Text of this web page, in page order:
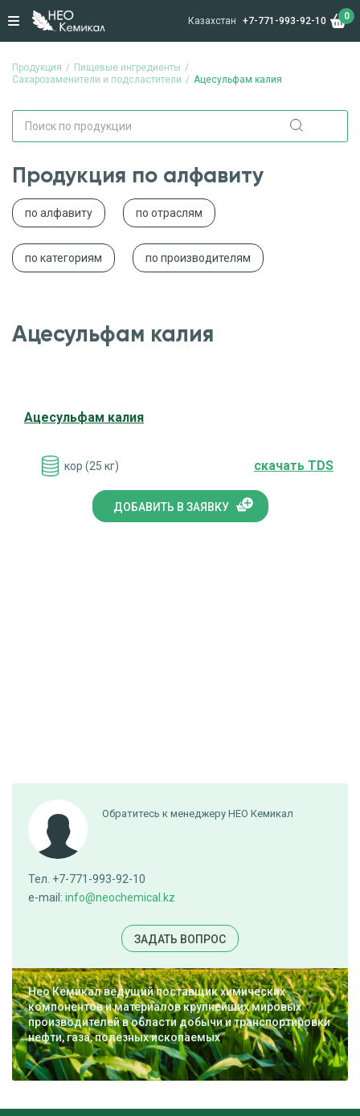
Казахстан +7-771-993-92-10 0
Продукция
Пищевые ингредиенты
Сахарозаменители и подсластители
Ацесульфам калия
Продукция по алфавиту
по алфавиту по отраслям
по категориям по производителям
Ацесульфам калия
Ацесульфам калия
кор (25 кг) cкачать TDS
ДОБАВИТЬ В ЗАЯВКУ
Обратитесь к менеджеру НЕО Кемикал
Тел. +7-771-993-92-10
e-mail: info@neochemical.kz
ЗАДАТЬ ВОПРОС
Нео Кемикал ведущий поставщик химических
компонентов и материалов крупнейших мировых
производителей в области добычи и транспортировки
нефти, газа, полезных ископаемых